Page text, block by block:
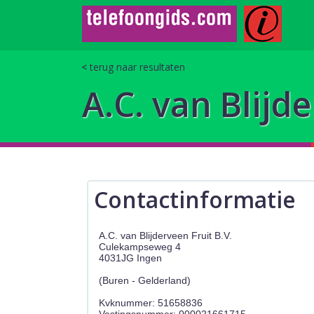
terug naar resultaten
A.C. van
Contactinformatie
A.C. van Blijderveen Fruit B.V.
Culekampseweg 4
4031JG Ingen
(Buren - Gelderland)
Kvknummer: 51658836